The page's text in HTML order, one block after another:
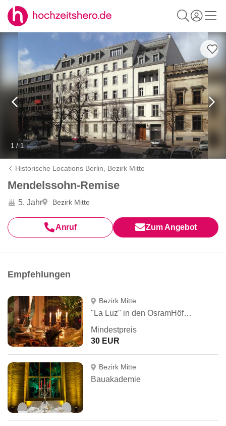
1 / 1
Historische Locations Berlin, Bezirk Mitte
Mendelssohn-Remise
5. Jahr Bezirk Mitte
Anruf Zum Angebot
Empfehlungen
Bezirk Mitte
"La Luz" in den OsramHöfen
Mindestpreis
30 EUR
Bezirk Mitte
Bauakademie